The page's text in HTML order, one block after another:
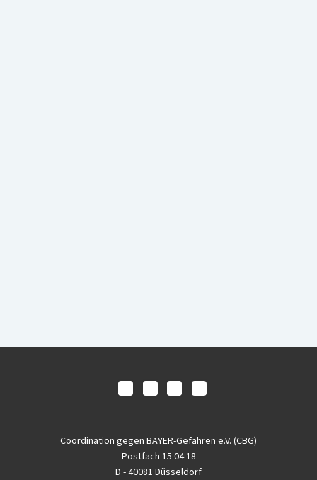
Coordination gegen BAYER-Gefahren e.V. (CBG)
Postfach 15 04 18
D - 40081 Düsseldorf